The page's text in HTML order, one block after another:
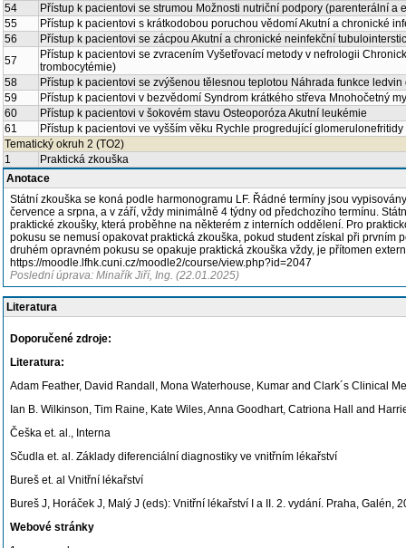
54
Přístup k pacientovi se strumou Možnosti nutriční podpory (parenterální
55
Přístup k pacientovi s krátkodobou poruchou vědomí Akutní a chronické
56
Přístup k pacientovi se zácpou Akutní a chronické neinfekční
57
Přístup k pacientovi se zvracením Vyšetřovací metody v nefrologii
trombocytémie)
58
Přístup k pacientovi se zvýšenou tělesnou teplotou Náhrada funkce
59
Přístup k pacientovi v bezvědomí Syndrom krátkého střeva Mnohočetný
60
Přístup k pacientovi v šokovém stavu Osteoporóza Akutní leukémie
61
Přístup k pacientovi ve vyšším věku Rychle progredující
Tematický okruh 2 (TO2)
1
Praktická zkouška
Anotace
Státní zkouška se koná podle harmonogramu LF. Řádné termíny jsou
července a srpna, a v září, vždy minimálně 4 týdny od předchozího termínu.
praktické zkoušky, která proběhne na některém z interních oddělení. Pro
pokusu se nemusí opakovat praktická zkouška, pokud student získal při
druhém opravném pokusu se opakuje praktická zkouška vždy, je přítomen
https://moodle.lfhk.cuni.cz/moodle2/course/view.php?id=2047
Poslední úprava: Minařík Jiří, Ing. (22.01.2025)
Literatura
Doporučené zdroje:
Literatura:
Adam Feather, David Randall, Mona Waterhouse, Kumar and Clark´s Clinical
Ian B. Wilkinson, Tim Raine, Kate Wiles, Anna Goodhart, Catriona Hall and
Češka et. al., Interna
Sčudla et. al. Základy diferenciální diagnostiky ve vnitřním lékařství
Bureš et. al Vnitřní lékařství
Bureš J, Horáček J, Malý J (eds): Vnitřní lékařství I a II. 2. vydání. Praha, Galén,
Webové stránky